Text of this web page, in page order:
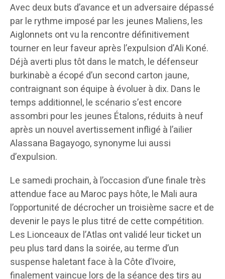
Avec deux buts d’avance et un adversaire dépassé
par le rythme imposé par les jeunes Maliens, les
Aiglonnets ont vu la rencontre définitivement
tourner en leur faveur après l’expulsion d’Ali Koné.
Déjà averti plus tôt dans le match, le défenseur
burkinabè a écopé d’un second carton jaune,
contraignant son équipe à évoluer à dix. Dans le
temps additionnel, le scénario s’est encore
assombri pour les jeunes Étalons, réduits à neuf
après un nouvel avertissement infligé à l’ailier
Alassana Bagayogo, synonyme lui aussi
d’expulsion.
Le samedi prochain, à l’occasion d’une finale très
attendue face au Maroc pays hôte, le Mali aura
l’opportunité de décrocher un troisième sacre et de
devenir le pays le plus titré de cette compétition.
Les Lionceaux de l’Atlas ont validé leur ticket un
peu plus tard dans la soirée, au terme d’un
suspense haletant face à la Côte d’Ivoire,
finalement vaincue lors de la séance des tirs au